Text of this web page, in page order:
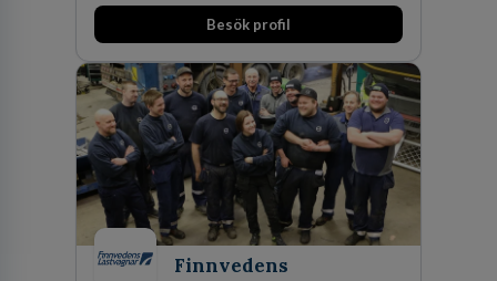
expertis inom IP-tillgångar har gett oss en
marknadsledande position. Våra klienter väljer
skydda, utveckla och kommersialisera
företagets viktigaste tillgångar.
Besök profil
Finnvedens